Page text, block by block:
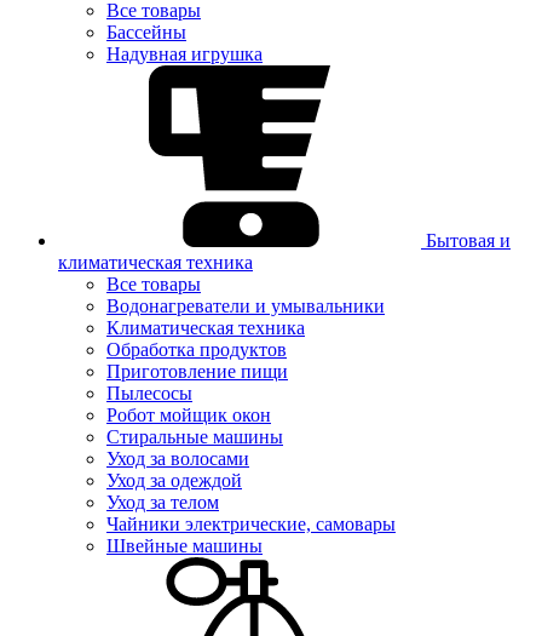
Все товары
Бассейны
Надувная игрушка
Бытовая и
климатическая техника
Все товары
Водонагреватели и умывальники
Климатическая техника
Обработка продуктов
Приготовление пищи
Пылесосы
Робот мойщик окон
Стиральные машины
Уход за волосами
Уход за одеждой
Уход за телом
Чайники электрические, самовары
Швейные машины